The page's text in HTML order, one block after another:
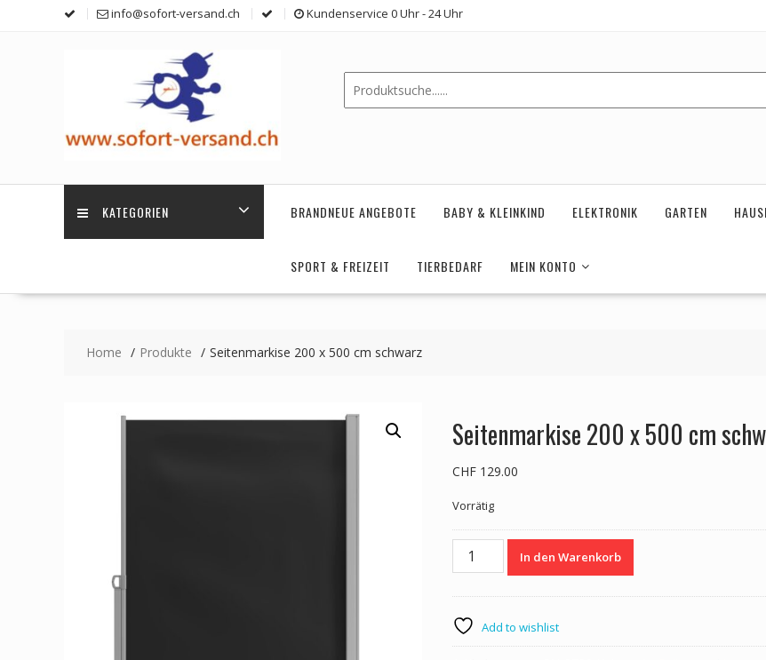
info@sofort-versand.ch Kundenservice 0 Uhr - 24 Uhr
KATEGORIEN BRANDNEUE ANGEBOTE BABY & KLEINKIND ELEKTRONIK GARTEN
SPORT & FREIZEIT TIERBEDARF MEIN KONTO
Home Produkte Seitenmarkise 200 x 500 cm schwarz
Seitenmarkise 200 x 500 cm
CHF129.00
Vorrätig
Seitenmarkise
cm
schwarz
In den Warenkorb
Add to wishlist